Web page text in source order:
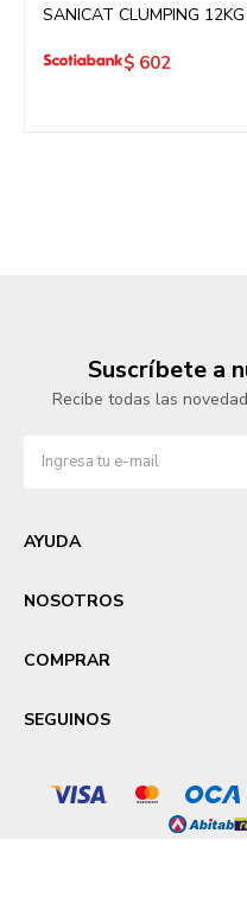
SANICAT CLUMPING 12KG
$ 602
Suscríbete a
Recibe todas las
AYUDA
NOSOTROS
COMPRAR
SEGUINOS